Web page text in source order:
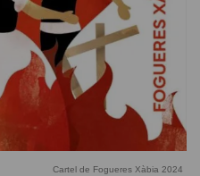
Cartel de Fogueres Xàbia 2024